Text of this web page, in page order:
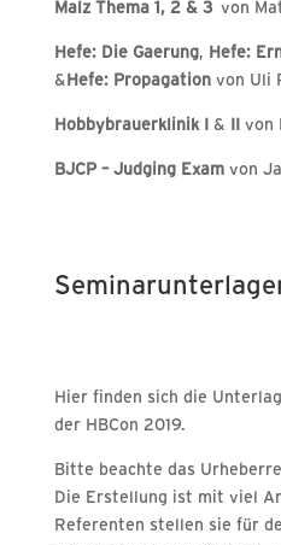
Malz Thema 1, 2 & 3 von
Hefe: Die Gaerung , Hefe:
& Hefe: Propagationvon Uli
Hobbybrauerklinik I & von
BJCP – Judging Examvon
Hier finden sich die
der HBCon 2019.
Bitte beachte das
Die Erstellung ist mit viel
Referenten stellen sie für